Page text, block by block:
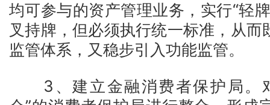
均可参与的资产管理业务，实行“轻
叉持牌，但必须执行统一标准，从而
监管体系，又稳步引入功能监管。
3、建立金融消费者保护局。